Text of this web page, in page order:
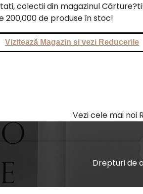
colectii din magazinul Cãrture?ti!
200,000 de produse în stoc!
Vizitează Magazin si vezi Reducerile
Vezi cele mai noi
Drepturi de